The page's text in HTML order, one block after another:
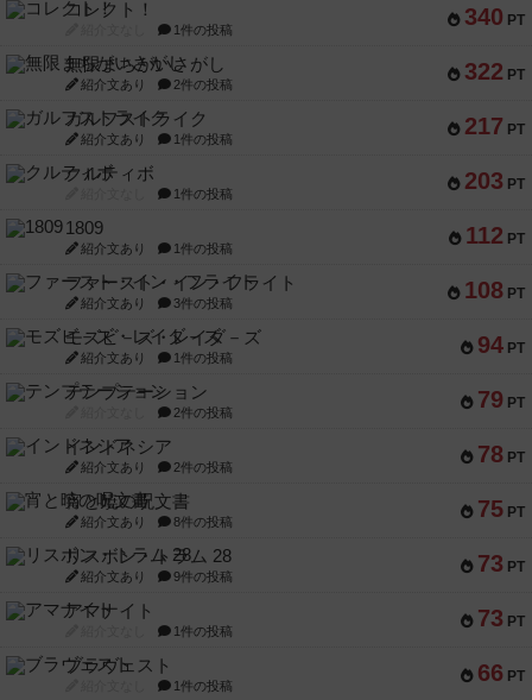
340 PT
コレクト！
1件の投稿
322 PT
無限まちがいさがし
紹介文あり 2件の投稿
217 PT
ガルフストライク
紹介文あり 1件の投稿
203 PT
クルティボ
1件の投稿
112 PT
1809
紹介文あり 1件の投稿
108 PT
ファースト・イン・フライト
紹介文あり 3件の投稿
94 PT
モズビ－ズ・レイダ－ズ
紹介文あり 1件の投稿
79 PT
テンプテーション
2件の投稿
78 PT
インドネシア
紹介文あり 2件の投稿
75 PT
宵と暁の呪文書
紹介文あり 8件の投稿
73 PT
リスボン・トラム 28
紹介文あり 9件の投稿
73 PT
アマナイト
1件の投稿
66 PT
ブラヴェスト
1件の投稿